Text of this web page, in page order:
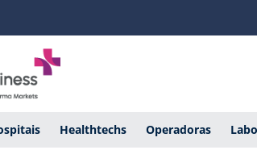
Healthtechs Operadoras